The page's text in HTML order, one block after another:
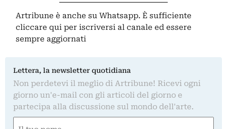
Artribune è anche su Whatsapp. È sufficiente
cliccare qui per iscriversi al canale ed essere
sempre aggiornati
Lettera, la newsletter quotidiana
Non perdetevi il meglio di Artribune! Ricevi ogni
giorno un'e-mail con gli articoli del giorno e
partecipa alla discussione sul mondo dell'arte.